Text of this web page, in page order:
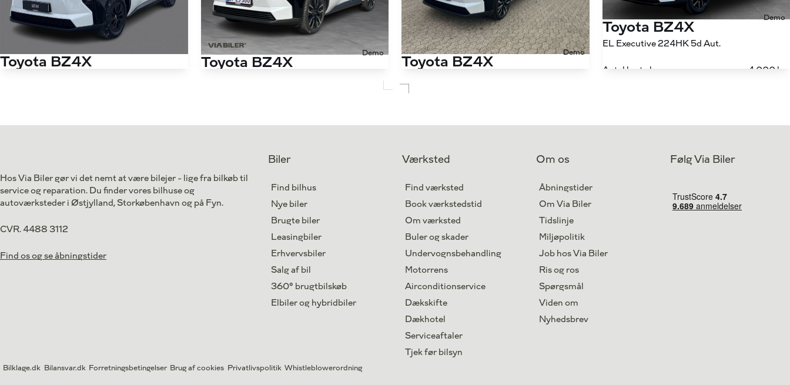
Toyota BZ4X
Kontant
369.990kr.
Demo
Toyota BZ4X
Drivmiddel
El
Kontant
Demo
Toyota BZ4X
Lokation
Højbjerg
Demo
Toyota BZ4X
EL Executive 224HK 5d Aut.
Antal kørte km
4.000 km
Lokation
Brøndby
Hos Via Biler gør vi det nemt at være bilejer - lige fra bilkøb til
service og reparation. Du finder vores bilhuse og
autoværksteder i Østjylland, Storkøbenhavn og på Fyn.
CVR. 4488 3112
Find os og se åbningstider
Biler
Find bilhus
Nye biler
Brugte biler
Leasingbiler
Erhvervsbiler
Salg af bil
360° brugtbilskøb
Elbiler og hybridbiler
Værksted
Find værksted
Book værkstedstid
Om værksted
Buler og skader
Undervognsbehandling
Motorrens
Airconditionservice
Dækskifte
Dækhotel
Serviceaftaler
Tjek før bilsyn
Om os
Åbningstider
Om Via Biler
Tidslinje
Miljøpolitik
Job hos Via Biler
Ris og ros
Spørgsmål
Viden om
Nyhedsbrev
Følg Via Biler
Bilklage.dk Bilansvar.dk Forretningsbetingelser Brug af cookies Privatlivspolitik Whistleblowerordning